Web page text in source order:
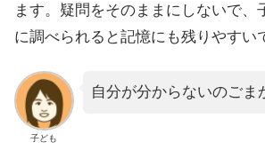
ます。疑問をそのままにしないで、
に調べられると記憶にも残りやすい
子ども
自分が分からないのごま